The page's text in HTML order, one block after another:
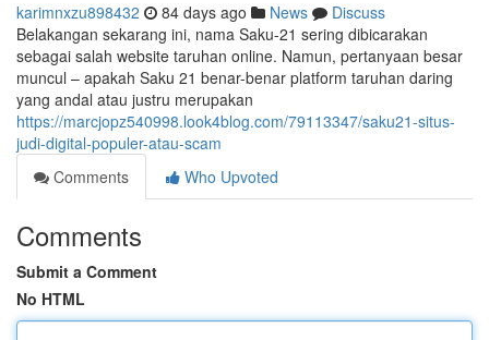
karimnxzu898432 84 days ago News
Discuss
Belakangan sekarang ini, nama Saku-21 sering dibicarakan
sebagai salah website taruhan online. Namun, pertanyaan besar
muncul – apakah Saku 21 benar-benar platform taruhan daring
yang andal atau justru merupakan
https://marcjopz540998.look4blog.com/79113347/saku21-situs-
judi-digital-populer-atau-scam
Comments
Who Upvoted
Comments
Submit a Comment
No HTML